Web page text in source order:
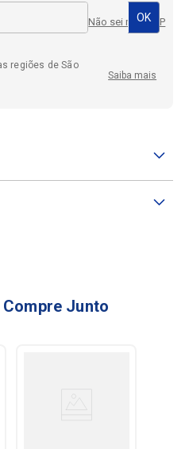
Não sei meu CEP
regiões de São
Saiba mais
Junto